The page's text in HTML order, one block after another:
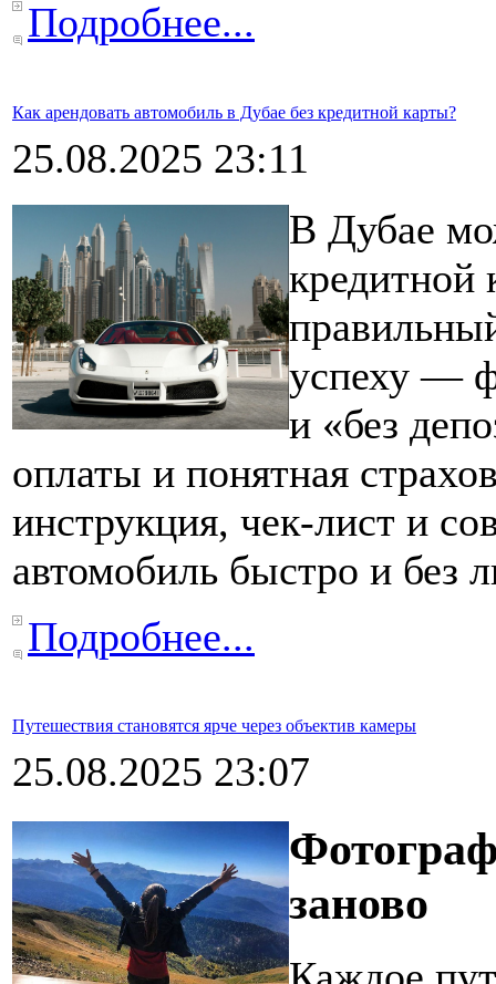
Подробнее...
Как арендовать автомобиль в Дубае без кредитной карты?
25.08.2025 23:11
В Дубае
кредитной
успеху —
и «без
оплаты и понятная
инструкция, чек-лист и
автомобиль быстро и без
Подробнее...
Путешествия становятся ярче через объектив камеры
25.08.2025 23:07
заново